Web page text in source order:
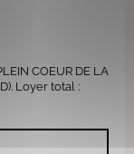
COEUR DE LA
Loyer total :